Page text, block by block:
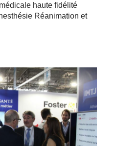
haute fidélité
Réanimation et